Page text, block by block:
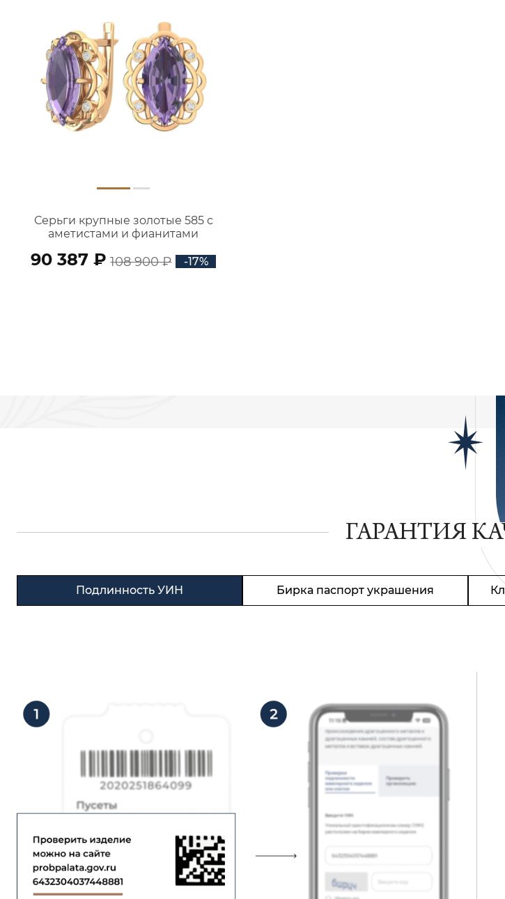
Серьги крупные золотые 585 с
аметистами и фианитами
90 387 ₽ 108 900 ₽ -17%
ГАРАНТИЯ
Подлинность УИН Бирка паспорт украшения